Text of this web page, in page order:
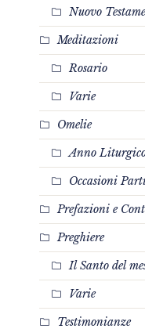
Nuovo
Meditazioni
Rosario
Varie
Omelie
Anno
Occasioni
Prefazioni e
Preghiere
Il Santo del
Varie
Testimonianze